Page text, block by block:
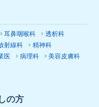
耳鼻咽喉科
透析科
射線科
精神科
医 病理科
美容皮膚科
の方